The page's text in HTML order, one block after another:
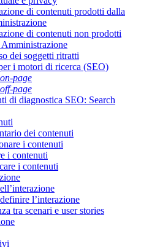
di contenuti prodotti dalla
di contenuti non prodotti
dei soggetti ritratti
i motori di ricerca (SEO)
on-page
off-page
di diagnostica SEO: Search
dei contenuti
i contenuti
i contenuti
i contenuti
l’interazione
tra scenari e user stories